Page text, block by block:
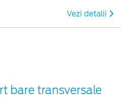
Vezi detalii
bare transversale